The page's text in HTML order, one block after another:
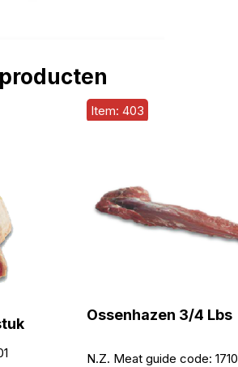
Item: 403
Ossenhazen 3/4 Lbs
N.Z. Meat guide code: 1710